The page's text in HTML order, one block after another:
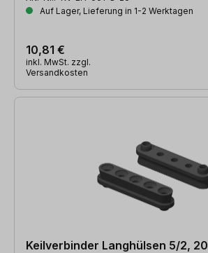
Auf Lager, Lieferung in 1-2 Werktagen
10,81 €
inkl. MwSt. zzgl.
Versandkosten
Keilverbinder Langhülsen 5/2, 20